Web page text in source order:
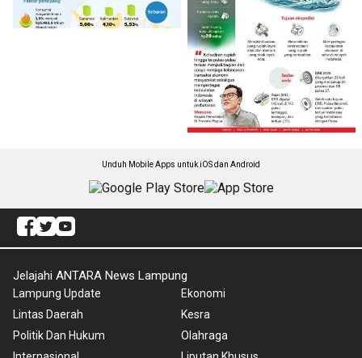
Unduh Mobile Apps untuk iOS dan Android
Jelajahi ANTARA News Lampung
Lampung Update
Lintas Daerah
Politik Dan Hukum
Ekonomi
Kesra
Olahraga